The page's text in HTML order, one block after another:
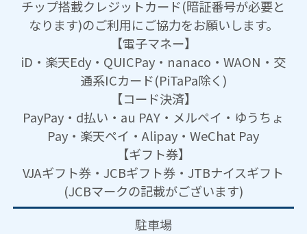
チップ搭載クレジットカード(暗証番号が必要と
なります)のご利用にご協力をお願いします。
【電子マネー】
iD・楽天Edy・QUICPay・nanaco・WAON・交
通系ICカード(PiTaPa除く)
【コード決済】
PayPay・d払い・au PAY・メルペイ・ゆうちょ
Pay・楽天ペイ・Alipay・WeChat Pay
【ギフト券】
VJAギフト券・JCBギフト券・JTBナイスギフト
(JCBマークの記載がございます)
駐車場